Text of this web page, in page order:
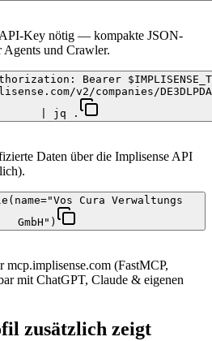
Key nötig — kompakte JSON-
Agents und Crawler.
Bearer
v2/companies/
| jq .
Daten über die Implisense API
Cura Verwaltungs
GmbH")
mcp.implisense.com (FastMCP,
mit ChatGPT, Claude & eigenen
zusätzlich zeigt